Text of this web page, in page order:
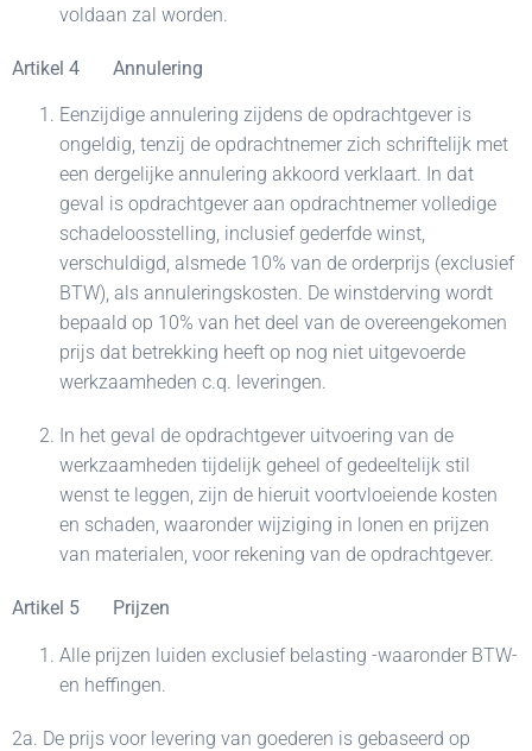
voldaan zal worden.
Artikel 4 Annulering
Eenzijdige annulering zijdens de opdrachtgever is
ongeldig, tenzij de opdrachtnemer zich schriftelijk met
een dergelijke annulering akkoord verklaart. In dat
geval is opdrachtgever aan opdrachtnemer volledige
schadeloosstelling, inclusief gederfde winst,
verschuldigd, alsmede 10% van de orderprijs (exclusief
BTW), als annuleringskosten. De winstderving wordt
bepaald op 10% van het deel van de overeengekomen
prijs dat betrekking heeft op nog niet uitgevoerde
werkzaamheden c.q. leveringen.
In het geval de opdrachtgever uitvoering van de
werkzaamheden tijdelijk geheel of gedeeltelijk stil
wenst te leggen, zijn de hieruit voortvloeiende kosten
en schaden, waaronder wijziging in lonen en prijzen
van materialen, voor rekening van de opdrachtgever.
Artikel 5 Prijzen
Alle prijzen luiden exclusief belasting -waaronder BTW-
en heffingen.
2a. De prijs voor levering van goederen is gebaseerd op